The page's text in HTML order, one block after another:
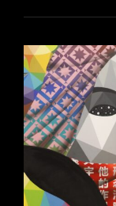
EL
Y